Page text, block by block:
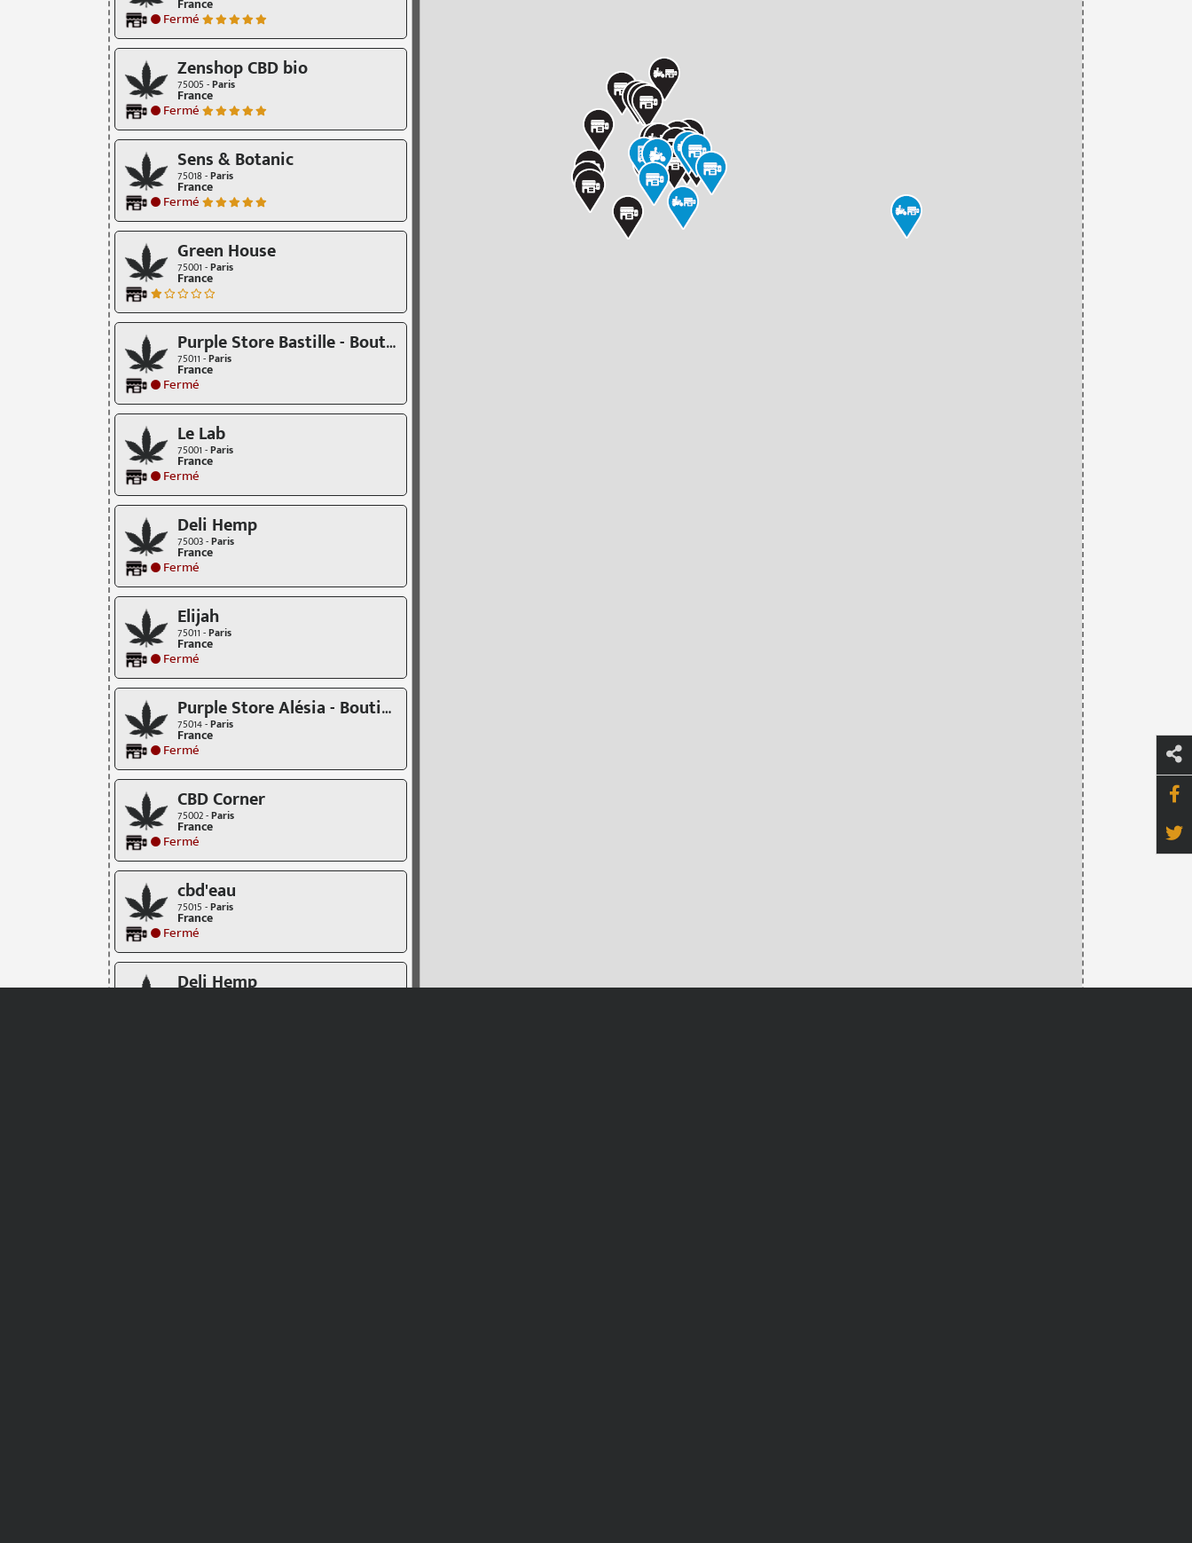
Fermé
Zenshop CBD bio
75005 -Paris
France
Fermé
Sens & Botanic
75018 -Paris
France
Fermé
Green House
75001 -Paris
France
Purple Store Bastille - Boutique CBD
75011 -Paris
France
Fermé
Le Lab
75001 -Paris
France
Fermé
Deli Hemp
75003 -Paris
France
Fermé
Elijah
75011 -Paris
France
Fermé
Purple Store Alésia - Boutique CBD
75014 -Paris
France
Fermé
CBD Corner
75002 -Paris
France
Fermé
cbd'eau
75015 -Paris
France
Fermé
Deli Hemp